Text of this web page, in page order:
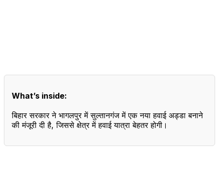
What’s inside:
बिहार सरकार ने भागलपुर में सुल्तानगंज में एक नया हवाई अड्डा बनाने
की मंजूरी दी है, जिससे क्षेत्र में हवाई यात्रा बेहतर होगी।